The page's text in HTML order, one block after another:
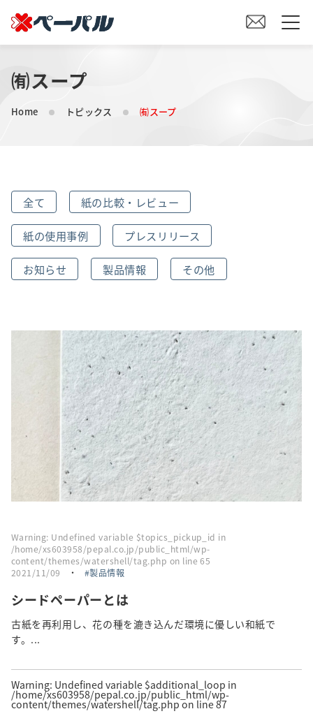
HOME
初めての方へ
オリジナル素材製造をご検討の方へ
会社案内
採用情報
トピックス
お問い合わせ・エントリー
SNSアカウント
㈲スープ
Home トピックス ㈲スープ
全て 紙の比較・レビュー
紙の使用事例 プレスリリース
お知らせ 製品情報 その他
Warning: Undefined variable $topics_pickup_id in
/home/xs603958/pepal.co.jp/public_html/wp-
content/themes/watershell/tag.php on line65
2021/11/09
・ 製品情報
シードペーパーとは
古紙を再利用し、花の種を漉き込んだ環境に優しい和紙で
す。...
Warning: Undefined variable $additional_loop in
/home/xs603958/pepal.co.jp/public_html/wp-
content/themes/watershell/tag.phpon line87